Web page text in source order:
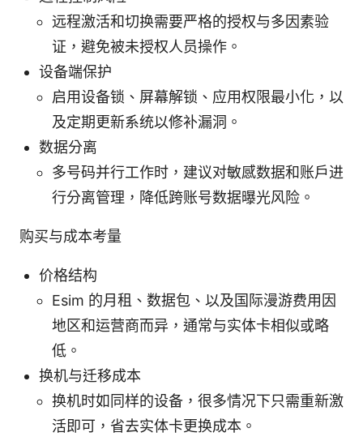
远程激活和切换需要严格的授权与多因素验
证，避免被未授权人员操作。
设备端保护
启用设备锁、屏幕解锁、应用权限最小化，以
及定期更新系统以修补漏洞。
数据分离
多号码并行工作时，建议对敏感数据和账户进
行分离管理，降低跨账号数据曝光风险。
购买与成本考量
价格结构
Esim 的月租、数据包、以及国际漫游费用因
地区和运营商而异，通常与实体卡相似或略
低。
换机与迁移成本
换机时如同样的设备，很多情况下只需重新激
活即可，省去实体卡更换成本。